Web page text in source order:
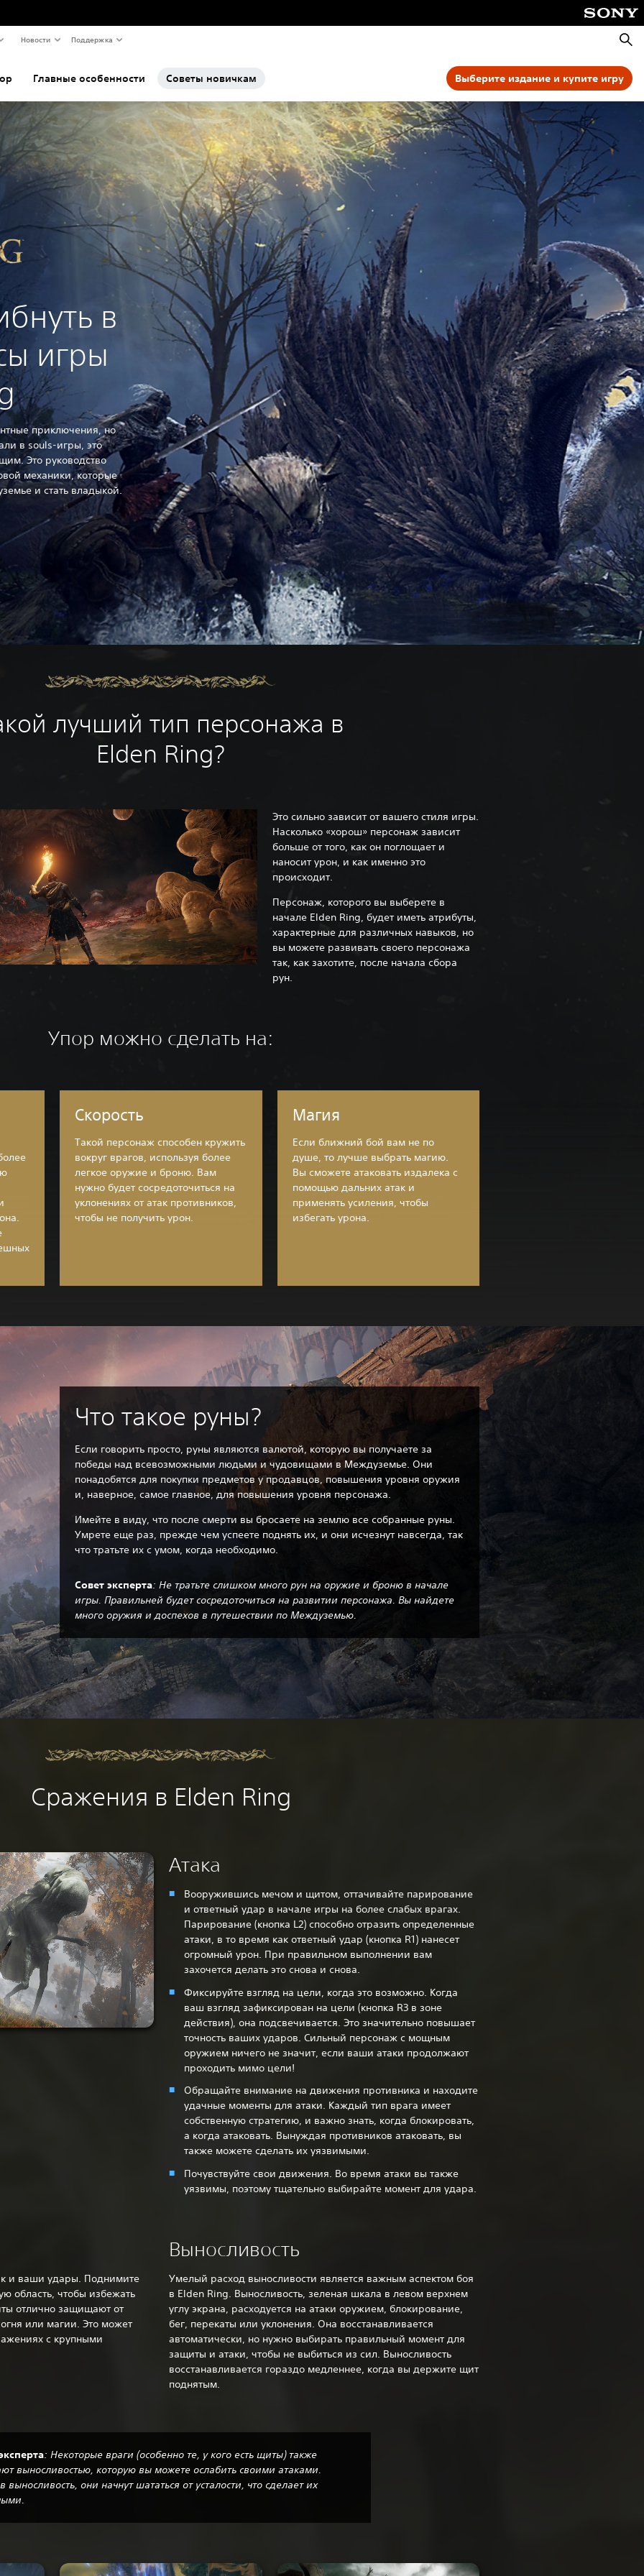
Новости Поддержка
Поиск
Главные особенности Советы новичкам Выберите издание и купите игру
в
игры
приключения, но
в souls-игры, это
Это руководство
механики, которые
и стать владыкой.
лучший тип персонажа в
Elden Ring?
Это сильно зависит от вашего стиля игры.
Насколько «хорош» персонаж зависит
больше от того, как он поглощает и
наносит урон, и как именно это
происходит.‎
Персонаж, которого вы выберете в
начале Elden Ring, будет иметь атрибуты,
характерные для различных навыков, но
вы можете развивать своего персонажа
так, как захотите, после начала сбора
рун.‎
Упор можно сделать на:
Скорость
Такой персонаж способен кружить
вокруг врагов, используя более
легкое оружие и броню. Вам
нужно будет сосредоточиться на
уклонениях от атак противников,
чтобы не получить урон.
Магия
Если ближний бой вам не по
душе, то лучше выбрать магию.
Вы сможете атаковать издалека с
помощью дальних атак и
применять усиления, чтобы
избегать урона.
Что такое руны?
Если говорить просто, руны являются валютой, которую вы получаете за
победы над всевозможными людьми и чудовищами в Междуземье. Они
понадобятся для покупки предметов у продавцов, повышения уровня оружия
и, наверное, самое главное, для повышения уровня персонажа.
Имейте в виду, что после смерти вы бросаете на землю все собранные руны.
Умрете еще раз, прежде чем успеете поднять их, и они исчезнут навсегда, так
что тратьте их с умом, когда необходимо.‎
Совет эксперта: Не тратьте слишком много рун на оружие и броню в начале
игры. Правильней будет сосредоточиться на развитии персонажа. Вы найдете
много оружия и доспехов в путешествии по Междуземью.‎
Сражения в Elden Ring
Атака
Вооружившись мечом и щитом, оттачивайте парирование
и ответный удар в начале игры на более слабых врагах.
Парирование (кнопка L2) способно отразить определенные
атаки, в то время как ответный удар (кнопка R1) нанесет
огромный урон. При правильном выполнении вам
захочется делать это снова и снова.
Фиксируйте взгляд на цели, когда это возможно. Когда
ваш взгляд зафиксирован на цели (кнопка R3 в зоне
действия), она подсвечивается. Это значительно повышает
точность ваших ударов. Сильный персонаж с мощным
оружием ничего не значит, если ваши атаки продолжают
проходить мимо цели!‎
Обращайте внимание на движения противника и находите
удачные моменты для атаки. Каждый тип врага имеет
собственную стратегию, и важно знать, когда блокировать,
а когда атаковать. Вынуждая противников атаковать, вы
также можете сделать их уязвимыми.‎
Почувствуйте свои движения. Во время атаки вы также
уязвимы, поэтому тщательно выбирайте момент для удара.
и ваши удары. Поднимите
область, чтобы избежать
отлично защищают от
или магии. Это может
с крупными
Выносливость
Умелый расход выносливости является важным аспектом боя
в Elden Ring. Выносливость, зеленая шкала в левом верхнем
углу экрана, расходуется на атаки оружием, блокирование,
бег, перекаты или уклонения. Она восстанавливается
автоматически, но нужно выбирать правильный момент для
защиты и атаки, чтобы не выбиться из сил. Выносливость
восстанавливается гораздо медленнее, когда вы держите щит
поднятым.‎
‎: Некоторые враги (особенно те, у кого есть щиты) также
выносливостью, которую вы можете ослабить своими атаками.
выносливость, они начнут шататься от усталости, что сделает их